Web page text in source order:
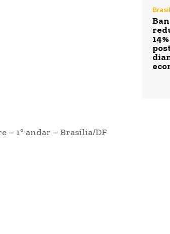
– 1º andar – Brasília/DF
Brasil